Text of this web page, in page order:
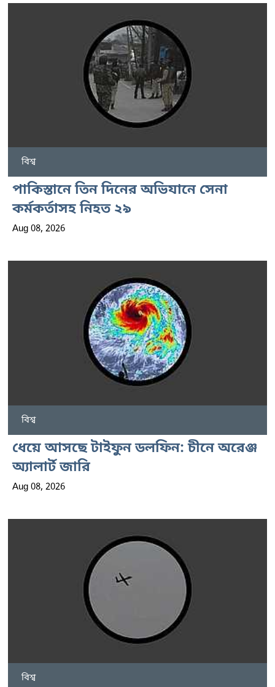
বিশ্ব
পাকিস্তানে তিন দিনের অভিযানে সেনা
কর্মকর্তাসহ নিহত ২৯
Aug 08, 2026
বিশ্ব
ধেয়ে আসছে টাইফুন ডলফিন: চীনে অরেঞ্জ
অ্যালার্ট জারি
Aug 08, 2026
বিশ্ব